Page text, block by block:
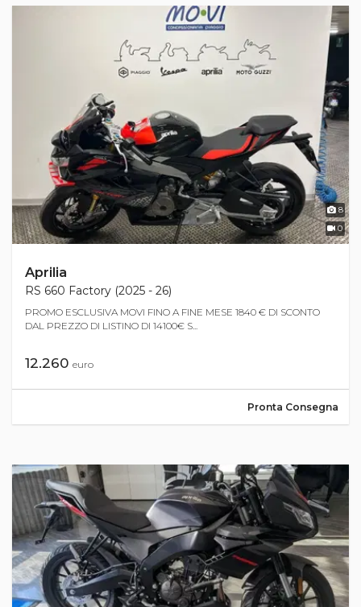
8
0
Aprilia
RS 660 Factory (2025 - 26)
PROMO ESCLUSIVA MOVI FINO A FINE MESE 1840 € DI SCONTO
DAL PREZZO DI LISTINO DI 14100€ S...
12.260 euro
Pronta Consegna